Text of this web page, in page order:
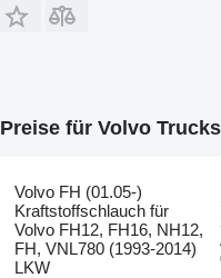
Preise für Volvo
Volvo FH (01.05-)
Kraftstoffschlauch für
Volvo FH12, FH16, NH12,
FH, VNL780 (1993-2014)
LKW